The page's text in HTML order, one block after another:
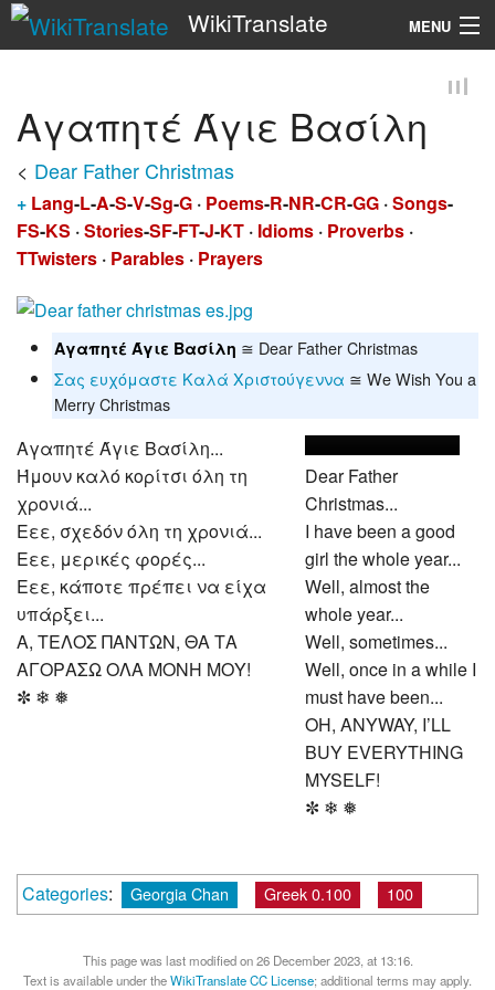
WikiTranslate MENU
Αγαπητέ Άγιε Βασίλη
< Dear Father Christmas
+ Lang-L-A-S-V-Sg-G · Poems-R-NR-CR-GG ·Songs-
FS-KS ·Stories-SF-FT-J-KT · Idioms · Proverbs ·
TTwisters · Parables · Prayers
Αγαπητέ Άγιε Βασίλη ≅ Dear Father Christmas
Σας ευχόμαστε Καλά Χριστούγεννα ≅ We Wish You a
Merry Christmas
Αγαπητέ Άγιε Βασίλη...
Ήμουν καλό κορίτσι όλη τη
χρονιά...
Εεε, σχεδόν όλη τη χρονιά...
Εεε, μερικές φορές...
Εεε, κάποτε πρέπει να είχα
υπάρξει...
Α, ΤΕΛΟΣ ΠΑΝΤΩΝ, ΘΑ ΤΑ
ΑΓΟΡΑΣΩ ΟΛΑ ΜΟΝΗ ΜΟΥ!
✼ ❄ ❅
Dear Father
Christmas...
I have been a good
girl the whole year...
Well, almost the
whole year...
Well, sometimes...
Well, once in a while I
must have been...
OH, ANYWAY, I’LL
BUY EVERYTHING
MYSELF!
✼ ❄ ❅
Categories: Georgia Chan Greek 0.100 100
This page was last modified on 26 December 2023, at 13:16.
Text is available under theWikiTranslate CC License; additional terms may apply.